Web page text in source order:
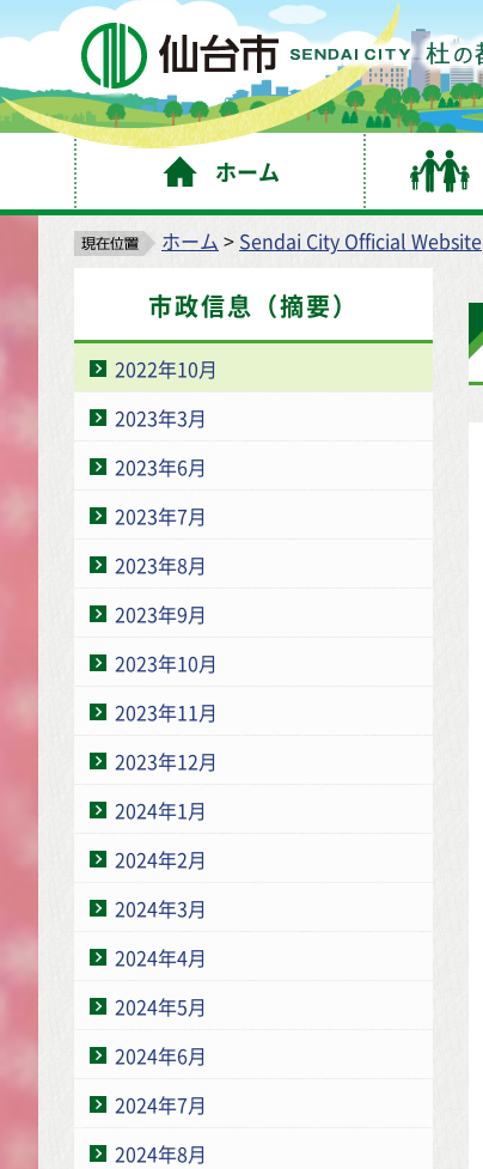
ホーム
ホーム > Sendai City Official Website
市政信息（摘要）
2022年10月
2023年3月
2023年6月
2023年7月
2023年8月
2023年9月
2023年10月
2023年11月
2023年12月
2024年1月
2024年2月
2024年3月
2024年4月
2024年5月
2024年6月
2024年7月
2024年8月